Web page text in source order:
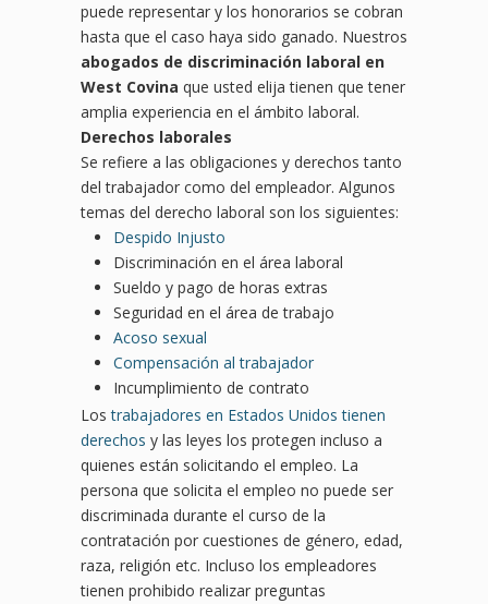
puede representar y los honorarios se cobran
hasta que el caso haya sido ganado. Nuestros
abogados de discriminación laboral en
West Covina que usted elija tienen que tener
amplia experiencia en el ámbito laboral.
Derechos laborales
Se refiere a las obligaciones y derechos tanto
del trabajador como del empleador. Algunos
temas del derecho laboral son los siguientes:
Despido Injusto
Discriminación en el área laboral
Sueldo y pago de horas extras
Seguridad en el área de trabajo
Acoso sexual
Compensación al trabajador
Incumplimiento de contrato
Lostrabajadores en Estados Unidos tienen
derechos y las leyes los protegen incluso a
quienes están solicitando el empleo. La
persona que solicita el empleo no puede ser
discriminada durante el curso de la
contratación por cuestiones de género, edad,
raza, religión etc. Incluso los empleadores
tienen prohibido realizar preguntas